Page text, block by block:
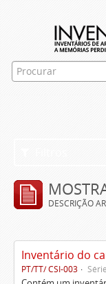
DESCRIÇÃO
Inventário do
PT/TT/ CSI-003 Série